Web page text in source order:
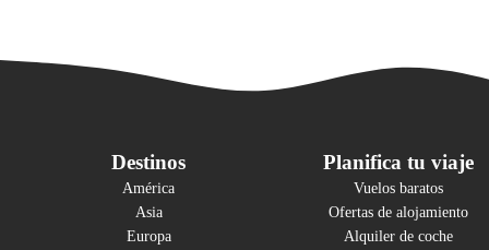
Destinos
América
Asia
Europa
Planifica tu viaje
Vuelos baratos
Ofertas de alojamiento
Alquiler de coche